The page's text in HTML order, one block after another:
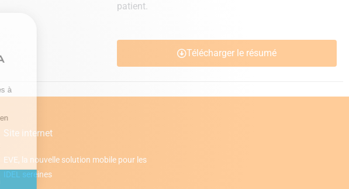
patient.
Télécharger le résumé
Site internet
EVE, la nouvelle solution mobile pour les
IDEL sereines